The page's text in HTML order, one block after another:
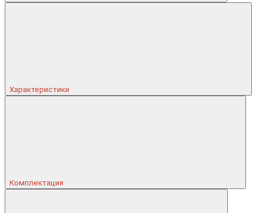
Характеристики
Комплектация